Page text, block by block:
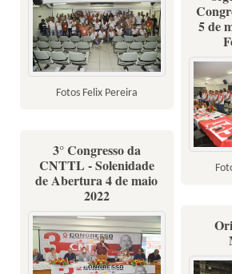
Fotos Felix Pereira
5 de
3° Congresso da
CNTTL - Solenidade
de Abertura 4 de maio
2022